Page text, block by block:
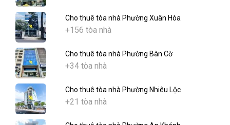
Cho thuê tòa nhà Phường Xuân Hòa
+156 tòa nhà
Cho thuê tòa nhà Phường Bàn Cờ
+34 tòa nhà
Cho thuê tòa nhà Phường Nhiêu Lộc
+21 tòa nhà